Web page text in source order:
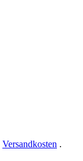
Versandkosten .